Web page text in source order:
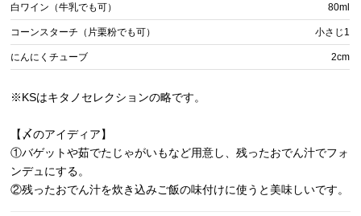
白ワイン（牛乳でも可） 80ml
コーンスターチ（片栗粉でも可） 小さじ1
にんにくチューブ 2cm
※KSはキタノセレクションの略です。
【〆のアイディア】
①バゲットや茹でたじゃがいもなど用意し、残ったおでん汁でフォ
ンデュにする。
②残ったおでん汁を炊き込みご飯の味付けに使うと美味しいです。